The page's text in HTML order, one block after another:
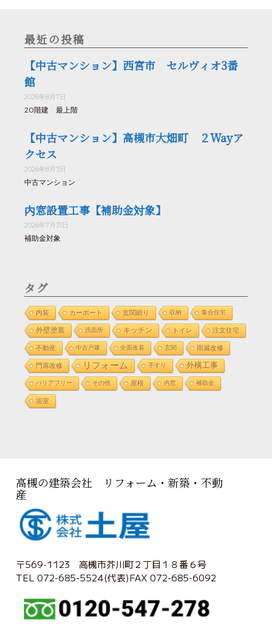
最近の投稿
【中古マンション】西宮市 セルヴィオ3番
館
2026年8月7日
20階建 最上階
【中古マンション】高槻市大畑町 ２Wayア
クセス
2026年8月3日
中古マンション
内窓設置工事【補助金対象】
2026年7月31日
補助金対象
タグ
内装 カーポート 玄関廻り 収納 集合住宅
外壁塗装 洗面所 キッチン トイレ 注文住宅
不動産 中古戸建 全面改装 玄関 雨漏改修
門扉改修 リフォーム 手すり 外構工事
バリアフリー その他 屋根 内窓 補助金
浴室
高槻の建築会社 リフォーム・新築・不動
産
〒569-1123 高槻市芥川町２丁目１８番６号
TEL 072-685-5524(代表)FAX 072-685-6092